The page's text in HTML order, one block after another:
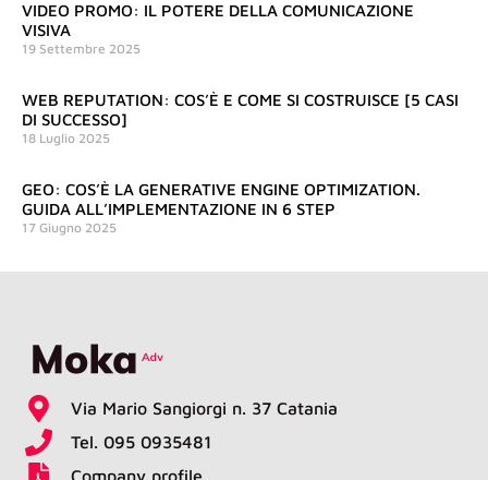
VIDEO PROMO: IL POTERE DELLA COMUNICAZIONE
VISIVA
19 Settembre 2025
WEB REPUTATION: COS’È E COME SI COSTRUISCE [5 CASI
DI SUCCESSO]
18 Luglio 2025
GEO: COS’È LA GENERATIVE ENGINE OPTIMIZATION.
GUIDA ALL’IMPLEMENTAZIONE IN 6 STEP
17 Giugno 2025
Via Mario Sangiorgi n. 37 Catania
Tel. 095 0935481
Company profile